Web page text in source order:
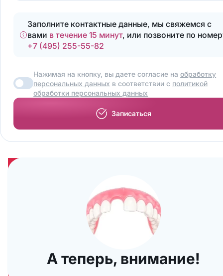
Заполните контактные данные, мы свяжемся с
вами в течение 15 минут, или позвоните по
+7 (495) 255-55-82
Нажимая на кнопку, вы даете согласие наобработку
персональных данных в соответствии с политикой
обработки персональных данных
Записаться
А теперь, внимание!
Удаление зуба — это самое
простое решение, к которому
необходимо прибегать только в
крайних случаях